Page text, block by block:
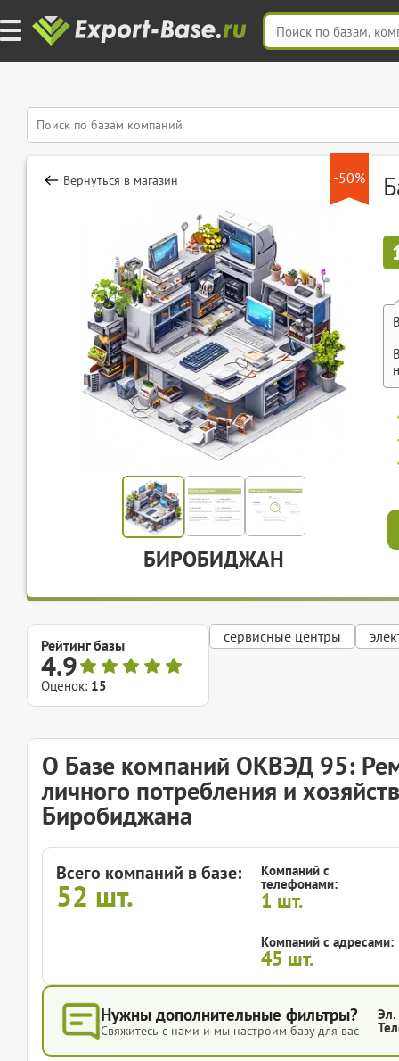
-50%
Вернуться в магазин
БИРОБИДЖАН
Рейтинг базы
4.9
Оценок: 15
сервисные центры
О Базе компаний ОКВЭД 95:
личного потребления и
Биробиджана
Всего компаний в базе:
52 шт.
Компаний с
телефонами:
1 шт.
Компаний с адресами:
45 шт.
Нужны дополнительные фильтры?
Свяжитесь с нами и мы настроим базу для вас
Эл.